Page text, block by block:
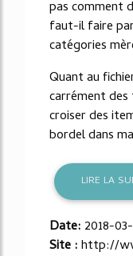
pas comment
faut-il faire
catégories
Quant au
carrément
croiser des
bordel dans
LIRE LA
Date: 2018-
Site :http://